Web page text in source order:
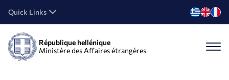
Quick Links
République hellénique
Ministère des Affaires étrangères